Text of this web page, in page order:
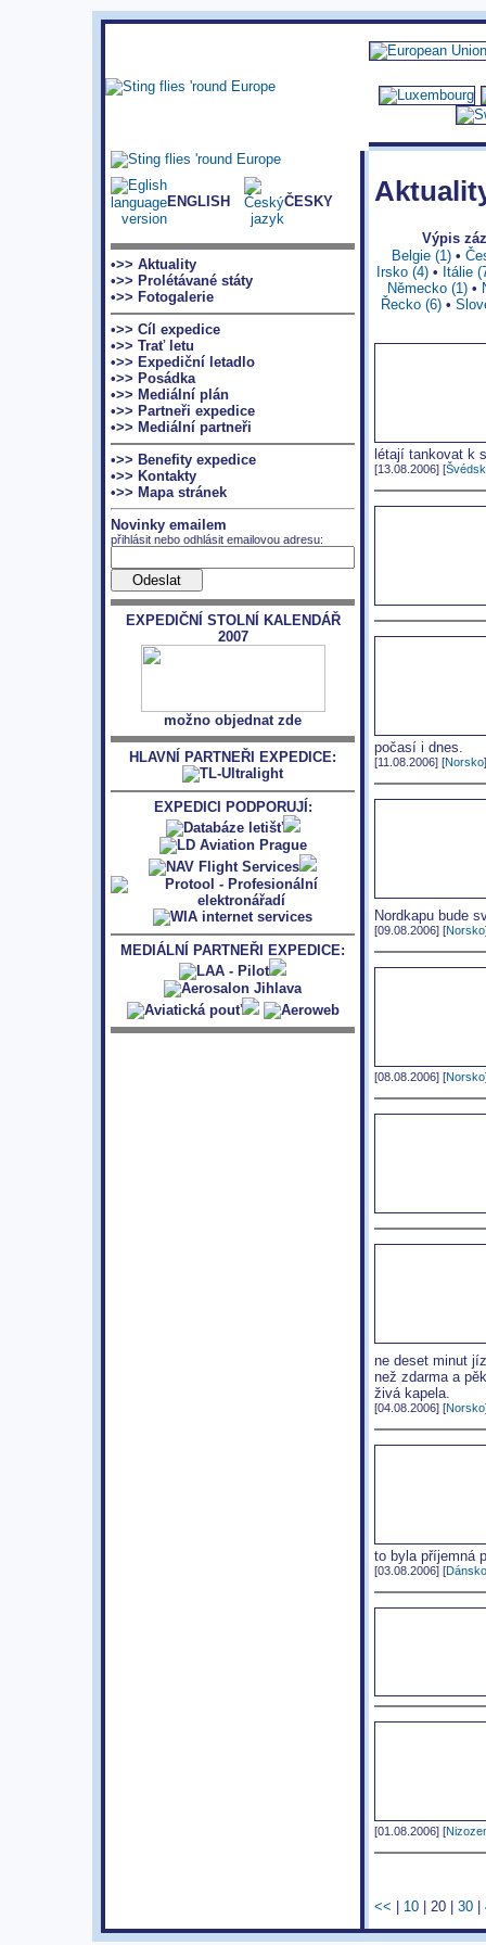
ENGLISH ČESKY
•>> Aktuality
•>> Prolétávané státy
•>> Fotogalerie
•>> Cíl expedice
•>> Trať letu
•>> Expediční letadlo
•>> Posádka
•>> Mediální plán
•>> Partneři expedice
•>> Mediální partneři
•>> Benefity expedice
•>> Kontakty
•>> Mapa stránek
Novinky emailem
přihlásit nebo odhlásit emailovou adresu:
EXPEDIČNÍ STOLNÍ KALENDÁŘ
2007
možno objednat zde
HLAVNÍ PARTNEŘI EXPEDICE:
EXPEDICI PODPORUJÍ:
MEDIÁLNÍ PARTNEŘI EXPEDICE:
Výpis
Belgie (1)•
Irsko (4)• Itálie
Německo (1)•
Řecko (6) •
létají tankovat k
[13.08.2006] [
počasí i dnes.
[11.08.2006] [Norsko]
Nordkapu bude
[09.08.2006] [Norsko
[08.08.2006] [Norsko
ne deset minut
než zdarma a
živá kapela.
[04.08.2006] [Norsko
to byla příjemná
[03.08.2006] [Dánsko
[01.08.2006] [
<< 10 20 30